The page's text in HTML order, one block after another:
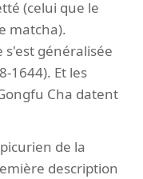
(celui que le
matcha).
généralisée
1644). Et les
Cha datent
de la
description